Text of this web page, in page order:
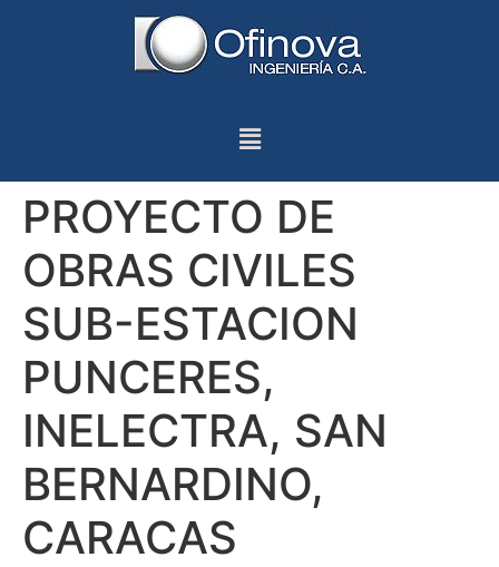
PROYECTO DE
OBRAS CIVILES
SUB-ESTACION
PUNCERES,
INELECTRA, SAN
BERNARDINO,
CARACAS